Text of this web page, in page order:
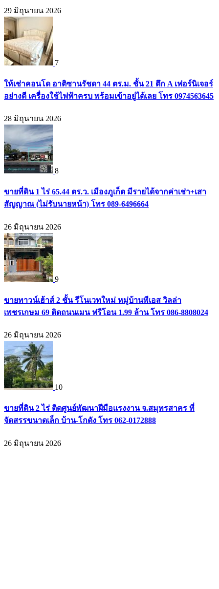
29 มิถุนายน 2026
7
ให้เช่าคอนโด อาติซานรัชดา 44 ตร.ม. ชั้น 21 ตึก A เฟอร์นิเจอร์
อย่างดี เครื่องใช้ไฟฟ้าครบ พร้อมเข้าอยู่ได้เลย โทร 0974563645
28 มิถุนายน 2026
8
ขายที่ดิน 1 ไร่ 65.44 ตร.ว. เมืองภูเก็ต มีรายได้จากค่าเช่า+เสา
สัญญาณ (ไม่รับนายหน้า) โทร 089-6496664
26 มิถุนายน 2026
9
ขายทาวน์เฮ้าส์ 2 ชั้น รีโนเวทใหม่ หมู่บ้านพีเอส วิลล่า
เพชรเกษม 69 ติดถนนเมน ฟรีโอน 1.99 ล้าน โทร 086-8808024
26 มิถุนายน 2026
10
ขายที่ดิน 2 ไร่ ติดศูนย์พัฒนาฝีมือแรงงาน จ.สมุทรสาคร ที่
จัดสรรขนาดเล็ก บ้าน-โกดัง โทร 062-0172888
26 มิถุนายน 2026